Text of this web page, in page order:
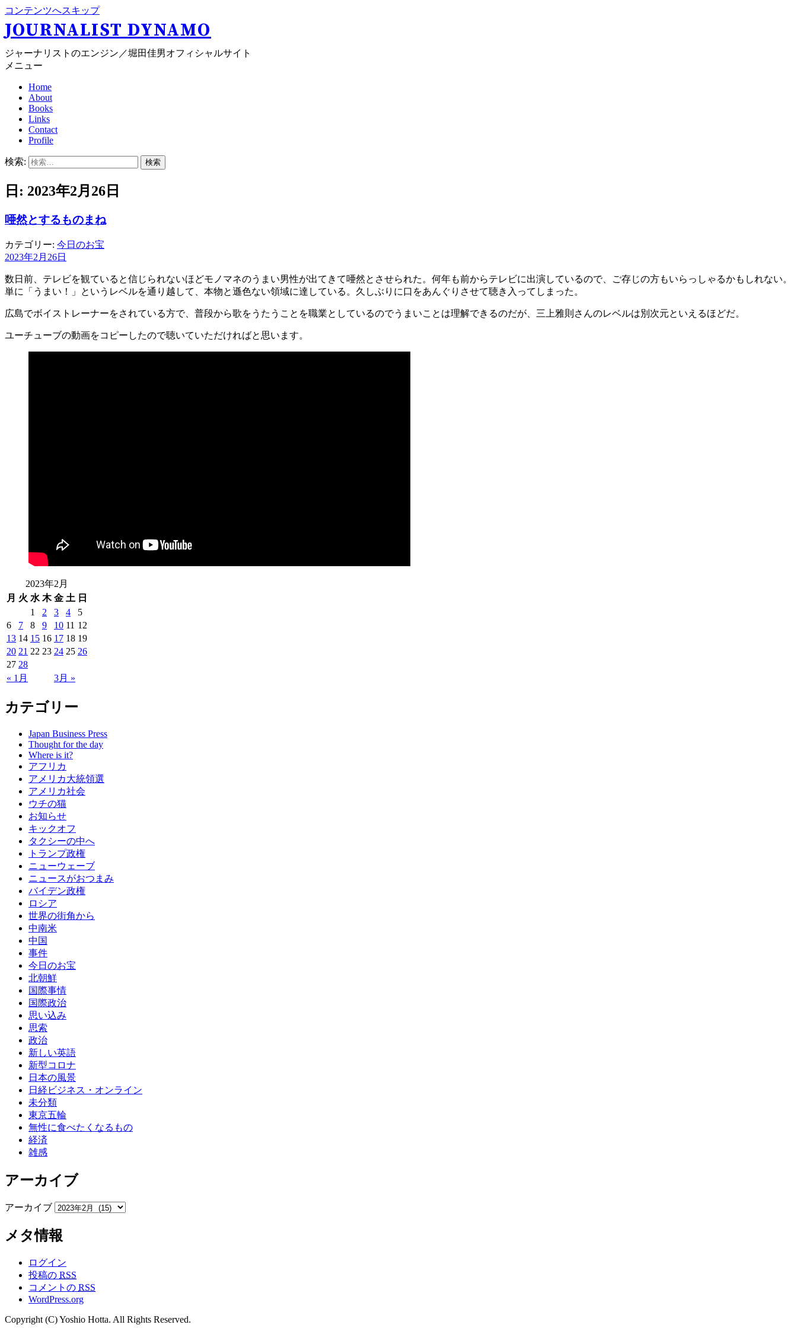
コンテンツへスキップ
JOURNALIST DYNAMO
ジャーナリストのエンジン／堀田佳男オフィシャルサイト
メニュー
Home
About
Books
Links
Contact
Profile
検索:
日: 2023年2月26日
唖然とするものまね
カテゴリー: 今日のお宝
2023年2月26日
数日前、テレビを観ていると信じられないほどモノマネのうまい男性が出てきて唖然とさせられた。何年も前からテレビに出演しているので、ご存じの方もいらっしゃるかもしれない。
単に「うまい！」というレベルを通り越して、本物と遜色ない領域に達している。久しぶりに口をあんぐりさせて聴き入ってしまった。
広島でボイストレーナーをされている方で、普段から歌をうたうことを職業としているのでうまいことは理解できるのだが、三上雅則さんのレベルは別次元といえるほどだ。
ユーチューブの動画をコピーしたので聴いていただければと思います。
2023年2月
月 火 水 木 金 土 日
« 1月 3月 »
1 2 3 4
5
6
7 8 9 10 11 12
13 14 15 16 17 18 19
20 21 22 23 24 25 26
27 28
カテゴリー
Japan Business Press
Thought for the day
Where is it?
アフリカ
アメリカ大統領選
アメリカ社会
ウチの猫
お知らせ
キックオフ
タクシーの中へ
トランプ政権
ニューウェーブ
ニュースがおつまみ
バイデン政権
ロシア
世界の街角から
中南米
中国
事件
今日のお宝
北朝鮮
国際事情
国際政治
思い込み
思索
政治
新しい英語
新型コロナ
日本の風景
日経ビジネス・オンライン
未分類
東京五輪
無性に食べたくなるもの
経済
雑感
アーカイブ
アーカイブ
メタ情報
ログイン
投稿の RSS
コメントの RSS
WordPress.org
Copyright (C) Yoshio Hotta. All Rights Reserved.